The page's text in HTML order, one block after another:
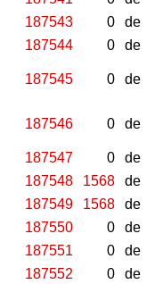
187543
0 de
187544
0 de
187545 0 de
187546 0 de
187547
0 de
187548
1568 de
187549
1568 de
187550
0 de
187551
0 de
187552
0 de